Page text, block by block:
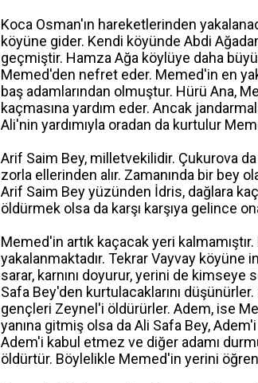
Koca Osman'ın hareketlerinden
köyüne gider. Kendi köyünde Abdi
geçmiştir. Hamza Ağa köylüye daha
Memed'den nefret eder. Memed'in en
baş adamlarından olmuştur. Hürü Ana,
kaçmasına yardım eder. Ancak
Ali'nin yardımıyla oradan da kurtulur
Arif Saim Bey, milletvekilidir. Çukurova
zorla ellerinden alır. Zamanında bir bey
Arif Saim Bey yüzünden İdris, dağlara
öldürmek olsa da karşı karşıya gelince
Memed'in artık kaçacak yeri
yakalanmaktadır. Tekrar Vayvay köyüne
sarar, karnını doyurur, yerini de
Safa Bey'den kurtulacaklarını
gençleri Zeynel'i öldürürler. Adem, ise
yanına gitmiş olsa da Ali Safa Bey,
Adem'i kabul etmez ve diğer adamı
öldürtür. Böylelikle Memed'in yerini